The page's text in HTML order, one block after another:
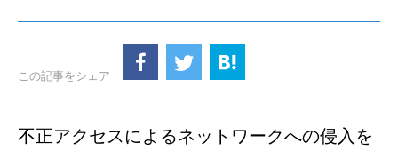
この記事をシェア
不正アクセスによるネットワークへの侵入を